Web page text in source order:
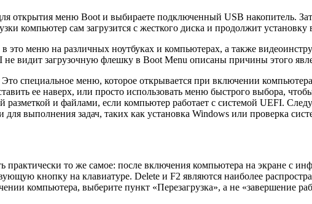
меню Boot и выбираете подключенный USB накопитель.
компьютер сам загрузится с жесткого диска и продолжит
меню на различных ноутбуках и компьютерах, а также
видит загрузочную флешку в Boot Menu описаны причины этого
специальное меню, которое открывается при включении
ее наверх, или просто использовать меню быстрого выбора,
и файлами, если компьютер работает с системой UEFI.
для выполнения задач, таких как установка Windows или проверка
то же самое: после включения компьютера на экране с
кнопку на клавиатуре. Delete и F2 являются наиболее
компьютера, выберите пункт «Перезагрузка», а не «завершение